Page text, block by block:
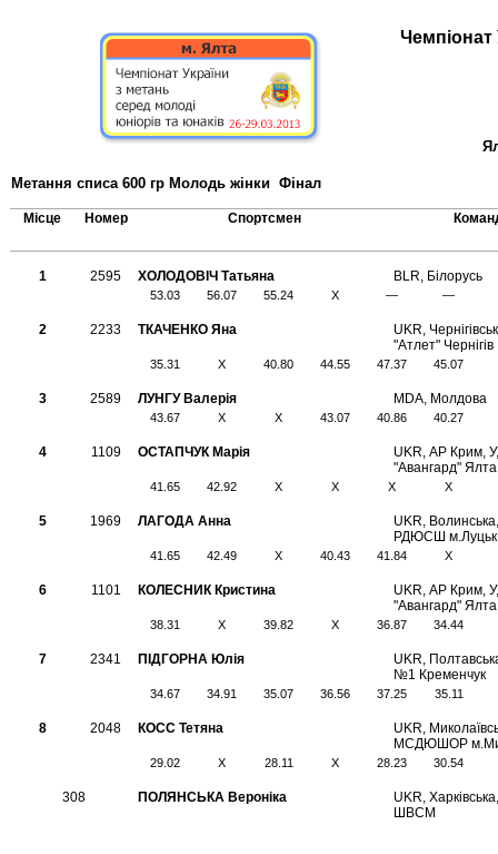
Чемпіонат
Метання списа 600 гр Молодь жінки Фінал
Місце Номер Спортсмен
1 2595 ХОЛОДОВІЧ Татьяна BLR, Білорусь
53.03 56.07 55.24 X — —
2 2233 ТКАЧЕНКО Яна
UKR,
"Атлет" Чернігів
35.31 X 40.80 44.55 47.37 45.07
3 2589 ЛУНГУ Валерія MDA, Молдова
43.67 X X 43.07 40.86 40.27
4 1109 ОСТАПЧУК Марія
UKR, АР Крим,
"Авангард" Ялта
41.65 42.92 X X X X
5 1969 ЛАГОДА Анна
UKR,
РДЮСШ м.Луцьк
41.65 42.49 X 40.43 41.84 X
6 1101 КОЛЕСНИК Кристина
UKR, АР Крим,
"Авангард" Ялта
38.31 X 39.82 X 36.87 34.44
7 2341 ПІДГОРНА Юлія
UKR,
№1 Кременчук
34.67 34.91 35.07 36.56 37.25 35.11
8 2048 КОСС Тетяна
UKR,
МСДЮШОР
29.02 X 28.11 X 28.23 30.54
308 ПОЛЯНСЬКА Вероніка
UKR,
ШВСМ